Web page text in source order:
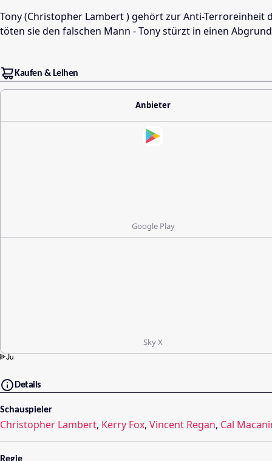
Tony (Christopher Lambert ) gehört zur Anti-Terroreinheit
töten sie den falschen Mann - Tony stürzt in einen
Kaufen & Leihen
Anbieter
Google Play
Sky X
Details
Schauspieler
Christopher Lambert, Kerry Fox, Vincent Regan, Cal